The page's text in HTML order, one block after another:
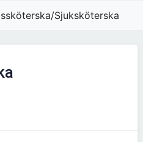
Sjuksköterska